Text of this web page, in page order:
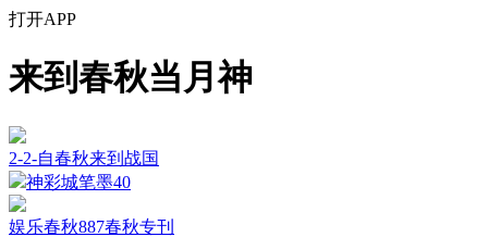
打开APP
来到春秋当月神
2-2-自春秋来到战国
神彩城笔墨40
娱乐春秋887春秋专刊